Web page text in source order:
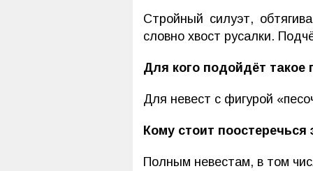
Стройный силуэт,
словно хвост русалки.
Для кого подойдёт такое
Для невест с фигурой
Кому стоит поостеречься
Полным невестам, в том